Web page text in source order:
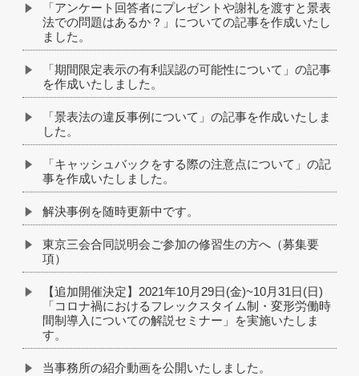
「アンケート回答者にプレゼントや謝礼を渡すと景表
法での問題はあるか？」についての記事を作成いたし
ました。
「期間限定表示の有利誤認の可能性について」の記事
を作成いたしました。
「景表法の違反事例について」の記事を作成いたしま
した。
「キャッシュバックをする際の注意点について」の記
事を作成いたしました。
解決事例を随時更新中です。
東京三会合同説明会ご参加の修習生の方へ（募集要
項）
【追加開催決定】2021年10月29日(金)~10月31日(日)
「コロナ禍におけるフレックスタイム制・変形労働時
間制導入についての解説セミナー」を実施いたしま
す。
当事務所の紹介動画を公開いたしました。